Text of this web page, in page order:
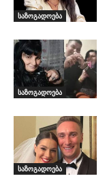
საზოგადოება
საზოგადოება
საზოგადოება